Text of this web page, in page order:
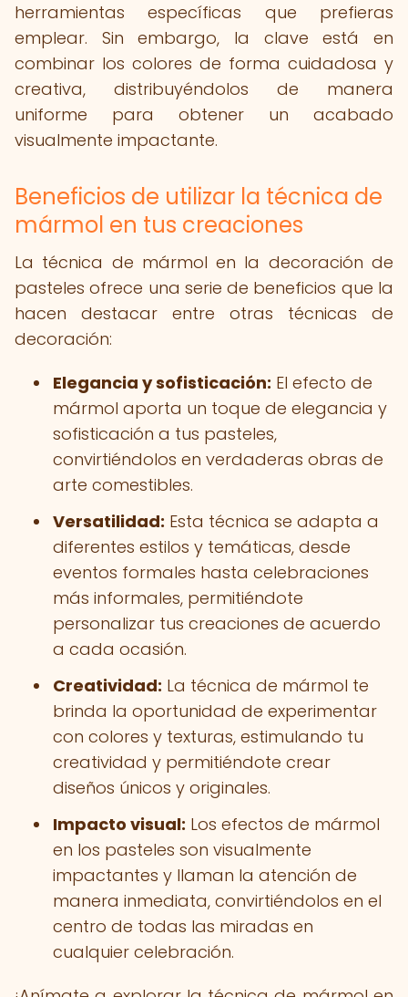
herramientas específicas que prefieras
emplear. Sin embargo, la clave está en
combinar los colores de forma cuidadosa y
creativa, distribuyéndolos de manera
uniforme para obtener un acabado
visualmente impactante.
Beneficios de utilizar la técnica de
mármol en tus creaciones
La técnica de mármol en la decoración de
pasteles ofrece una serie de beneficios que la
hacen destacar entre otras técnicas de
decoración:
Elegancia y sofisticación: El efecto de
mármol aporta un toque de elegancia y
sofisticación a tus pasteles,
convirtiéndolos en verdaderas obras de
arte comestibles.
Versatilidad: Esta técnica se adapta a
diferentes estilos y temáticas, desde
eventos formales hasta celebraciones
más informales, permitiéndote
personalizar tus creaciones de acuerdo
a cada ocasión.
Creatividad: La técnica de mármol te
brinda la oportunidad de experimentar
con colores y texturas, estimulando tu
creatividad y permitiéndote crear
diseños únicos y originales.
Impacto visual: Los efectos de mármol
en los pasteles son visualmente
impactantes y llaman la atención de
manera inmediata, convirtiéndolos en el
centro de todas las miradas en
cualquier celebración.